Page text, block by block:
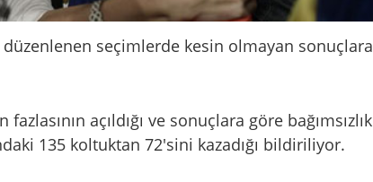
seçimlerde kesin olmayan sonuçlara
açıldığı ve sonuçlara göre bağımsızlık
135 koltuktan 72'sini kazadığı bildiriliyor.